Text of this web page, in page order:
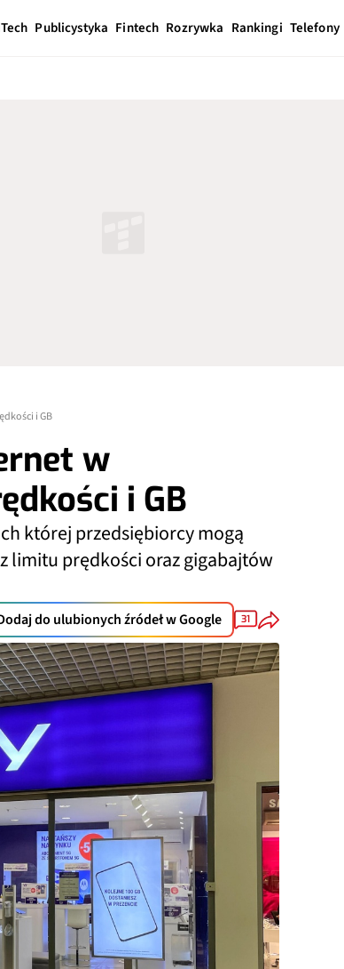
Tech Publicystyka Fintech Rozrywka Rankingi Telefony
i GB
w
i GB
której przedsiębiorcy mogą
limitu prędkości oraz gigabajtów
do ulubionych źródeł w Google 31